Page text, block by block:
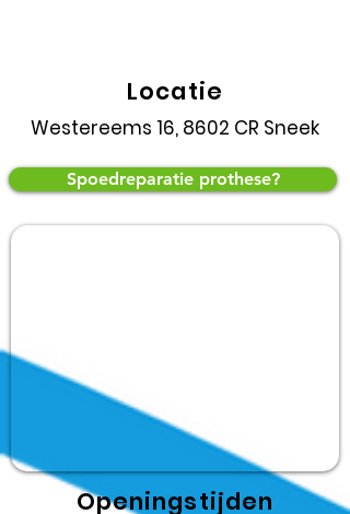
Locatie
Westereems 16, 8602 CR Sneek
Spoedreparatie prothese?
Openingstijden